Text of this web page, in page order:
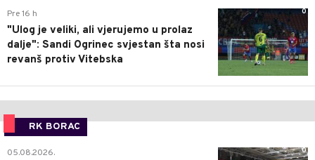
0
Pre 16 h
"Ulog je veliki, ali vjerujemo u prolaz
dalje": Sandi Ogrinec svjestan šta nosi
revanš protiv Vitebska
RK BORAC
0
05.08.2026.